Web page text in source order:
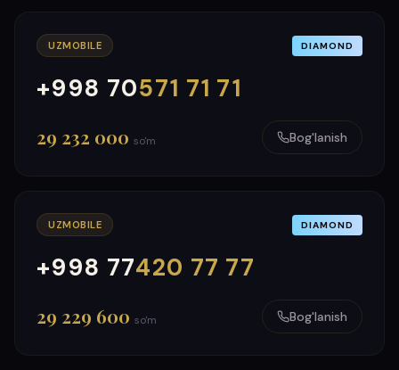
UZMOBILE DIAMOND
+998 70571 71 71
000
999
29 232 000 so'm Bog'lanish
UZMOBILE DIAMOND
+998 77420 77 77
000
999
29 229 600 so'm Bog'lanish